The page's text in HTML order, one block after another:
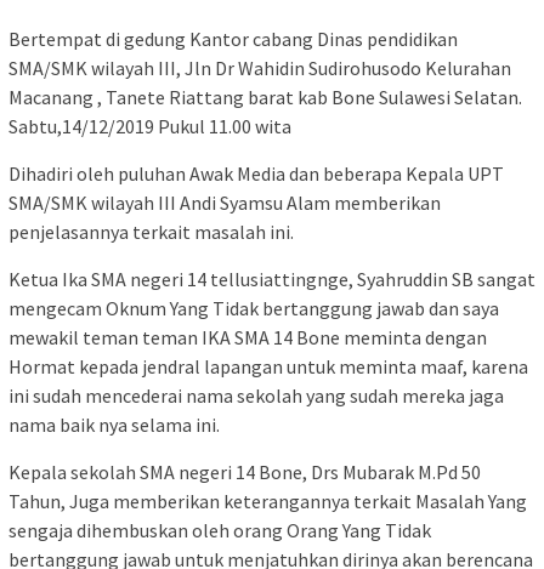
Bertempat di gedung Kantor cabang Dinas pendidikan
SMA/SMK wilayah III, Jln Dr Wahidin Sudirohusodo Kelurahan
Macanang , Tanete Riattang barat kab Bone Sulawesi Selatan.
Sabtu,14/12/2019 Pukul 11.00 wita
Dihadiri oleh puluhan Awak Media dan beberapa Kepala UPT
SMA/SMK wilayah III Andi Syamsu Alam memberikan
penjelasannya terkait masalah ini.
Ketua Ika SMA negeri 14 tellusiattingnge, Syahruddin SB sangat
mengecam Oknum Yang Tidak bertanggung jawab dan saya
mewakil teman teman IKA SMA 14 Bone meminta dengan
Hormat kepada jendral lapangan untuk meminta maaf, karena
ini sudah mencederai nama sekolah yang sudah mereka jaga
nama baik nya selama ini.
Kepala sekolah SMA negeri 14 Bone, Drs Mubarak M.Pd 50
Tahun, Juga memberikan keterangannya terkait Masalah Yang
sengaja dihembuskan oleh orang Orang Yang Tidak
bertanggung jawab untuk menjatuhkan dirinya akan berencana